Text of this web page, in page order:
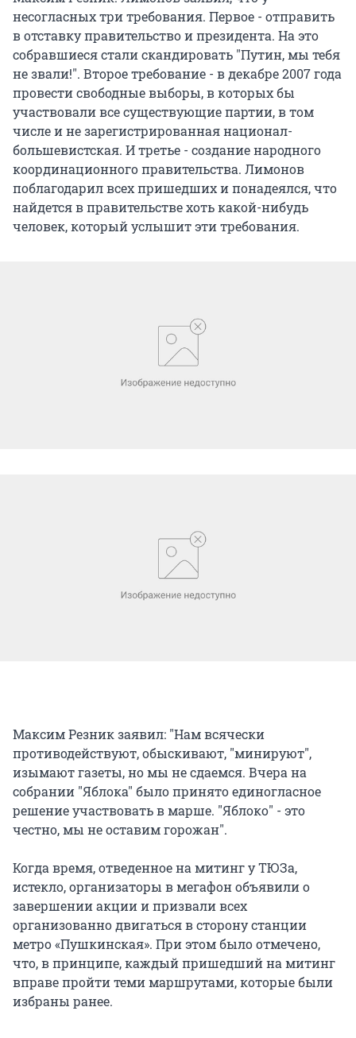
несогласных три требования. Первое - отправить
в отставку правительство и президента. На это
собравшиеся стали скандировать "Путин, мы тебя
не звали!". Второе требование - в декабре 2007 года
провести свободные выборы, в которых бы
участвовали все существующие партии, в том
числе и не зарегистрированная национал-
большевистская. И третье - создание народного
координационного правительства. Лимонов
поблагодарил всех пришедших и понадеялся, что
найдется в правительстве хоть какой-нибудь
человек, который услышит эти требования.
Максим Резник заявил: "Нам всячески
противодействуют, обыскивают, "минируют",
изымают газеты, но мы не сдаемся. Вчера на
собрании "Яблока" было принято единогласное
решение участвовать в марше. "Яблоко" - это
честно, мы не оставим горожан".
Когда время, отведенное на митинг у ТЮЗа,
истекло, организаторы в мегафон объявили о
завершении акции и призвали всех
организованно двигаться в сторону станции
метро «Пушкинская». При этом было отмечено,
что, в принципе, каждый пришедший на митинг
вправе пройти теми маршрутами, которые были
избраны ранее.